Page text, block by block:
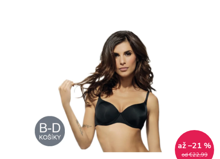
od €22,99
až –21 %